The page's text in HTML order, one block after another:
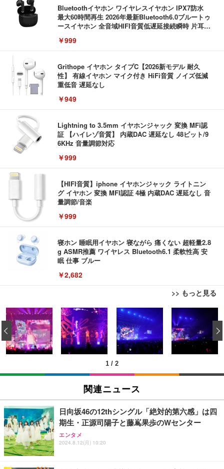
Bluetoothイヤホン ワイヤレスイヤホン IPX7防水
最大60時間再生 2026年最新Bluetooth6.0ブルートゥ
ースイヤホン 全音域HIFI音質低遅延接続瞬時 片耳/
用iPhone/Android対応 (002 black)
￥999
Grithope イヤホン タイプC【2026新モデル 耐久
性】 有線イヤホン マイク付き HiFi音質 ノイズ低減
重低音 遅延なし
￥949
Lightning to 3.5mm イヤホンジャック 変換 MFi認
証 【ハイレゾ音質】 内蔵DAC 遅延なし 48ビット/9
6KHz 音量調節対応
￥999
【HIFI音質】iphone イヤホンジャック ライトニン
グ イヤホン 変換 MFI認証 4極 内蔵DAC 遅延なし 音
量調節/音楽
￥999
寝ホン 睡眠用イヤホン 寝ながら 痛くない 超軽量2.8
g ASMR推薦 ワイヤレス Bluetooth6.1 柔軟性高 安
眠 仕事 ブルー
￥2,682
>> もっと見る
【Amazon.co.jp限定】REGZA レグザ テレビ 32V3
5N(A) (32インチ / ハイビジョン/液晶/Airplay/ネット
動画対応)
￥39,800
REGZA レグザ テレビ 32V35S (32インチ / フルハイ
￥38,965
【Amazon.co.jp限定】REGZA レグザ テレビ 40V3
5N(A) (40インチ / フルハイビジョン/液晶/Airplay/ネ
ット動画対応)
1 / 2
‹
関連ニュース
日向坂46の12thシングル「絶対的第六感」は四
期生・正源司陽子と藤嶌果歩のWセンター
エンタメ
2024.8.12(月) 10:20